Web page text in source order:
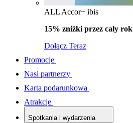
ALL Accor+ ibis
15% zniżki przez cały rok
Dołącz Teraz
Promocje
Nasi partnerzy
Karta podarunkowa
Atrakcje
Spotkania i wydarzenia